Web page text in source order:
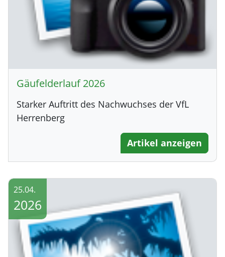
Gäufelderlauf 2026
Starker Auftritt des Nachwuchses der VfL
Herrenberg
Artikel anzeigen
25.04.
2026